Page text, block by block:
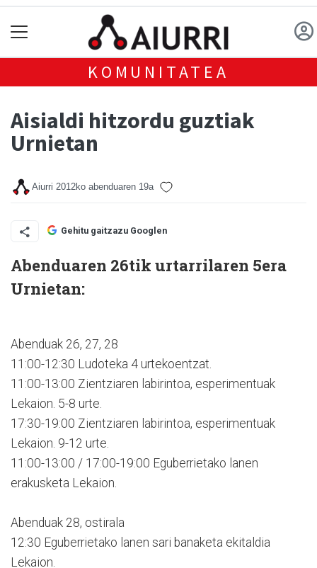
KOMUNITATEA
Aisialdi hitzordu guztiak
Urnietan
Aiurri 2012ko abenduaren 19a
Gehitu gaitzazu Googlen
Abenduaren 26tik urtarrilaren 5era
Urnietan:
Abenduak 26, 27, 28
11:00-12:30 Ludoteka 4 urtekoentzat.
11:00-13:00 Zientziaren labirintoa, esperimentuak
Lekaion. 5-8 urte.
17:30-19:00 Zientziaren labirintoa, esperimentuak
Lekaion. 9-12 urte.
11:00-13:00 / 17:00-19:00 Eguberrietako lanen
erakusketa Lekaion.
Abenduak 28, ostirala
12:30 Eguberrietako lanen sari banaketa ekitaldia
Lekaion.